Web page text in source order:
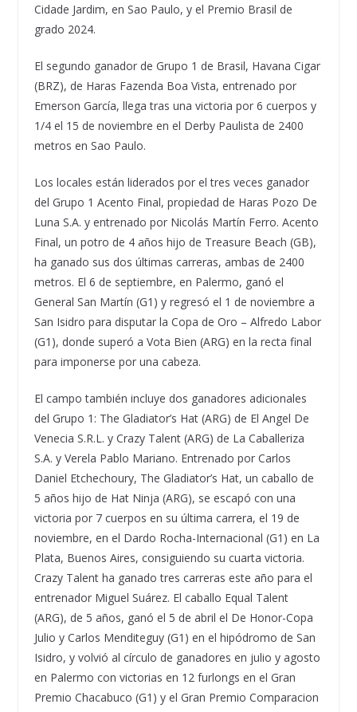
Cidade Jardim, en Sao Paulo, y el Premio Brasil de
grado 2024.
El segundo ganador de Grupo 1 de Brasil, Havana Cigar
(BRZ), de Haras Fazenda Boa Vista, entrenado por
Emerson García, llega tras una victoria por 6 cuerpos y
1/4 el 15 de noviembre en el Derby Paulista de 2400
metros en Sao Paulo.
Los locales están liderados por el tres veces ganador
del Grupo 1 Acento Final, propiedad de Haras Pozo De
Luna S.A. y entrenado por Nicolás Martín Ferro. Acento
Final, un potro de 4 años hijo de Treasure Beach (GB),
ha ganado sus dos últimas carreras, ambas de 2400
metros. El 6 de septiembre, en Palermo, ganó el
General San Martín (G1) y regresó el 1 de noviembre a
San Isidro para disputar la Copa de Oro – Alfredo Labor
(G1), donde superó a Vota Bien (ARG) en la recta final
para imponerse por una cabeza.
El campo también incluye dos ganadores adicionales
del Grupo 1: The Gladiator’s Hat (ARG) de El Angel De
Venecia S.R.L. y Crazy Talent (ARG) de La Caballeriza
S.A. y Verela Pablo Mariano. Entrenado por Carlos
Daniel Etchechoury, The Gladiator’s Hat, un caballo de
5 años hijo de Hat Ninja (ARG), se escapó con una
victoria por 7 cuerpos en su última carrera, el 19 de
noviembre, en el Dardo Rocha-Internacional (G1) en La
Plata, Buenos Aires, consiguiendo su cuarta victoria.
Crazy Talent ha ganado tres carreras este año para el
entrenador Miguel Suárez. El caballo Equal Talent
(ARG), de 5 años, ganó el 5 de abril el De Honor-Copa
Julio y Carlos Menditeguy (G1) en el hipódromo de San
Isidro, y volvió al círculo de ganadores en julio y agosto
en Palermo con victorias en 12 furlongs en el Gran
Premio Chacabuco (G1) y el Gran Premio Comparacion